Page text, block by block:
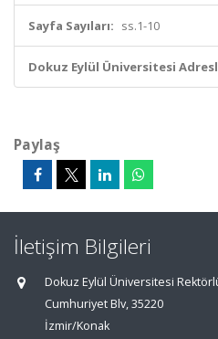
Sayfa Sayıları: ss.1-10
Dokuz Eylül Üniversitesi
Paylaş
İletişim Bilgileri
Dokuz Eylül Üniversitesi
Cumhuriyet Blv, 35220
İzmir/Konak